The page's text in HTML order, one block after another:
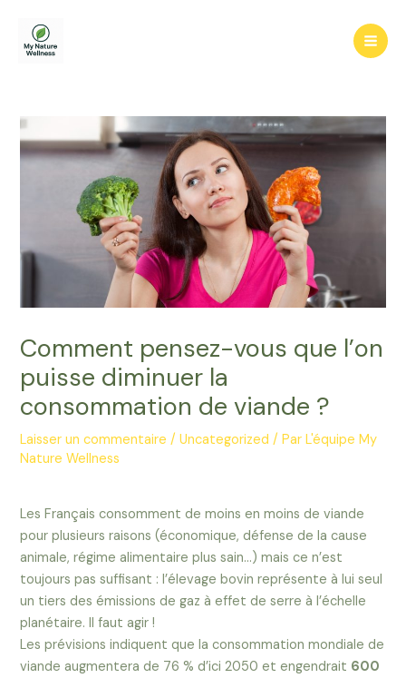
contenu
Comment pensez-vous que l’on
puisse diminuer la
consommation de viande ?
Laisser un commentaire /Uncategorized / ParL'équipe My
Nature Wellness
Les Français consomment de moins en moins de viande
pour plusieurs raisons (économique, défense de la cause
animale, régime alimentaire plus sain…) mais ce n’est
toujours pas suffisant : l’élevage bovin représente à lui seul
un tiers des émissions de gaz à effet de serre à l’échelle
planétaire. Il faut agir !
Les prévisions indiquent que la consommation mondiale de
viande augmentera de 76 % d’ici 2050 et engendrait 600